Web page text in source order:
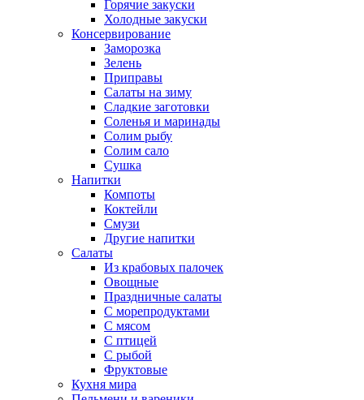
Горячие закуски
Холодные закуски
Консервирование
Заморозка
Зелень
Приправы
Салаты на зиму
Сладкие заготовки
Соленья и маринады
Солим рыбу
Солим сало
Сушка
Напитки
Компоты
Коктейли
Смузи
Другие напитки
Салаты
Из крабовых палочек
Овощные
Праздничные салаты
С морепродуктами
С мясом
С птицей
С рыбой
Фруктовые
Кухня мира